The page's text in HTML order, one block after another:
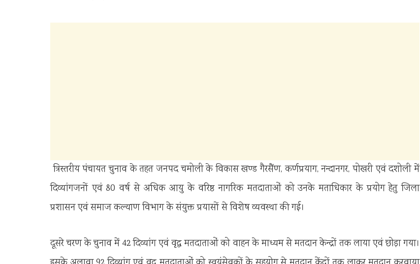
त्रिस्तरीय पंचायत चुनाव के तहत जनपद चमोली के विकास खण्ड गैरसैंण, कर्णप्रयाग, नन्दानगर, पोखरी एवं दशोली में
दिव्यांगजनों एवं 80 वर्ष से अधिक आयु के वरिष्ठ नागरिक मतदाताओं को उनके मताधिकार के प्रयोग हेतु जिला
प्रशासन एवं समाज कल्याण विभाग के संयुक्त प्रयासों से विशेष व्यवस्था की गई।
दूसरे चरण के चुनाव में 42 दिव्यांग एवं वृद्ध मतदाताओं को वाहन के माध्यम से मतदान केन्द्रों तक लाया एवं छोड़ा गया।